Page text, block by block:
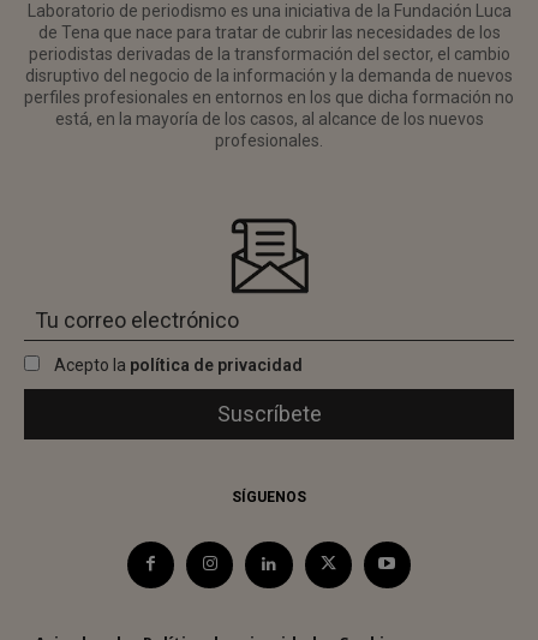
Laboratorio de periodismo es una iniciativa de la Fundación Luca
de Tena que nace para tratar de cubrir las necesidades de los
periodistas derivadas de la transformación del sector, el cambio
disruptivo del negocio de la información y la demanda de nuevos
perfiles profesionales en entornos en los que dicha formación no
está, en la mayoría de los casos, al alcance de los nuevos
profesionales.
Acepto la política de privacidad
SÍGUENOS